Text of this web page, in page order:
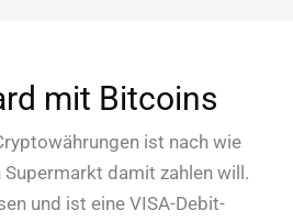
mit Bitcoins
ist nach wie
damit zahlen will.
und ist eine VISA-Debit-